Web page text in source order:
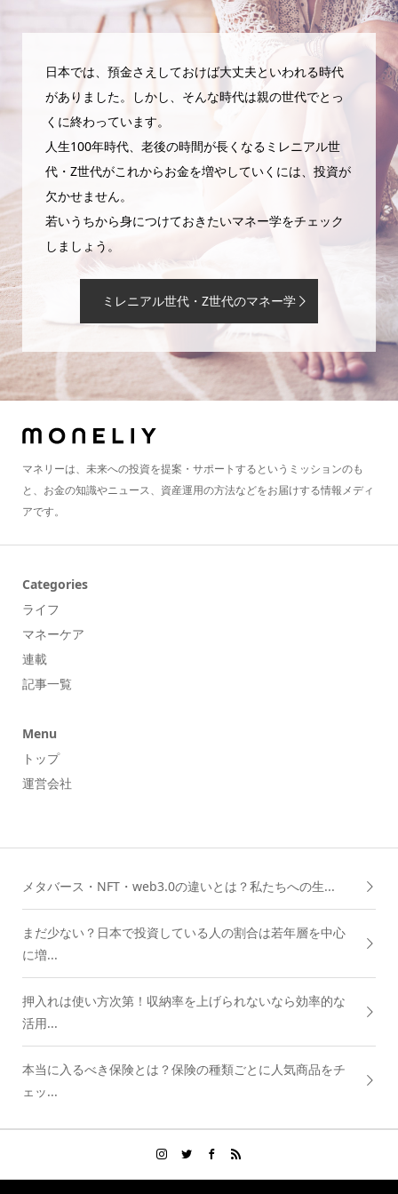
日本では、預金さえしておけば大丈夫といわれる時代
がありました。しかし、そんな時代は親の世代でとっ
くに終わっています。
人生100年時代、老後の時間が長くなるミレニアル世
代・Z世代がこれからお金を増やしていくには、投資が
欠かせません。
若いうちから身につけておきたいマネー学をチェック
しましょう。
ミレニアル世代・Z世代のマネー学
マネリーは、未来への投資を提案・サポートするというミッションのも
と、お金の知識やニュース、資産運用の方法などをお届けする情報メディ
アです。
Categories
ライフ
マネーケア
連載
記事一覧
Menu
トップ
運営会社
メタバース・NFT・web3.0の違いとは？私たちへの生...
まだ少ない？日本で投資している人の割合は若年層を中心
に増...
押入れは使い方次第！収納率を上げられないなら効率的な
活用...
本当に入るべき保険とは？保険の種類ごとに人気商品をチ
ェッ...